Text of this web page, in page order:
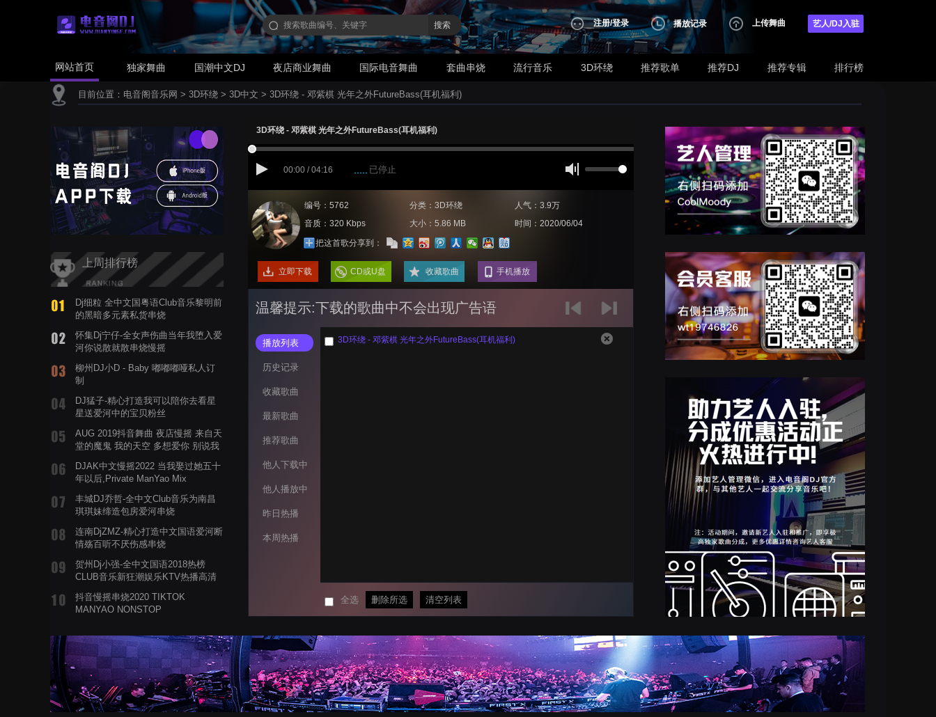
搜索 注册/登录 播放记录 上传舞曲 艺人/DJ入驻
网站首页 独家舞曲 国潮中文DJ 夜店商业舞曲 国际电音舞曲 套曲串烧 流行音乐 3D环绕 推荐歌单 推荐DJ 推荐专辑 排行榜
目前位置： 电音阁音乐网 > 3D环绕 > 3D中文 > 3D环绕 - 邓紫棋 光年之外FutureBass(耳机福利)
上周排行榜
Dj细粒 全中文国粤语Club音乐黎明前
的黑暗多元素私货串烧
怀集Dj宁仔-全女声伤曲当年我堕入爱
河你说散就散串烧慢摇
柳州DJ小D - Baby 嘟嘟嘟哑私人订
制
DJ猛子-精心打造我可以陪你去看星
星送爱河中的宝贝粉丝
AUG 2019抖音舞曲 夜店慢摇 来自天
堂的魔鬼 我的天空 多想爱你 别说我
DJAK中文慢摇2022 当我娶过她五十
年以后,Private ManYao Mix
丰城DJ乔哲-全中文Club音乐为南昌
琪琪妹缔造包房爱河串烧
连南DjZMZ-精心打造中文国语爱河断
情殇百听不厌伤感串烧
贺州Dj小强-全中文国语2018热榜
CLUB音乐新狂潮娱乐KTV热播高清
抖音慢摇串烧2020 TIKTOK
MANYAO NONSTOP
蝉爸爸妈妈爱存在夏天的风是想你的
声音啊
3D环绕 - 邓紫棋 光年之外FutureBass(耳机福利)
00:00 / 04:16 已停止
编号：5762 分类：3D环绕
人气：3.9万
音质：320 Kbps
大小：5.86 MB
时间：2020/06/04
把这首歌分享到：
立即下载 CD或U盘 收藏歌曲 手机播放
温馨提示:下载的歌曲中不会出现广告语
播放列表
历史记录
收藏歌曲
最新歌曲
推荐歌曲
他人下载中
他人播放中
昨日热播
本周热播
3D环绕 - 邓紫棋 光年之外FutureBass(耳机福利)
全选 删除所选 清空列表